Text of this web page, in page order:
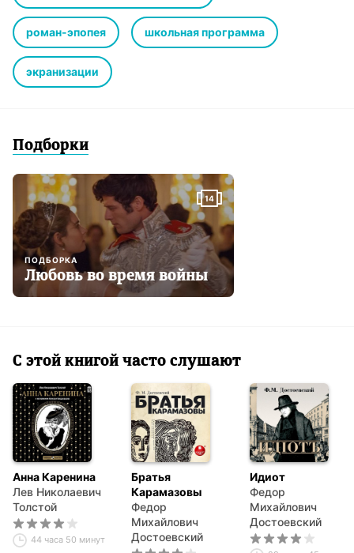
роман-эпопея школьная программа
экранизации
Подборки
14
ПОДБОРКА
Любовь во время войны
С этой книгой часто слушают
Анна Каренина
Лев Николаевич
Толстой
44 часа 50 минут
Братья
Карамазовы
Федор
Михайлович
Достоевский
Идиот
Федор
Михайлович
Достоевский